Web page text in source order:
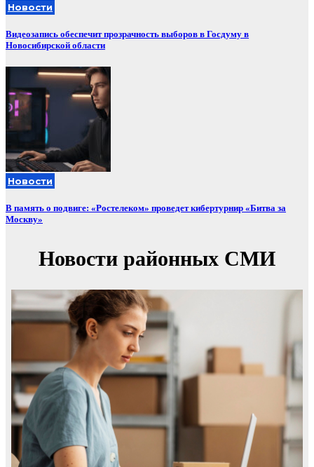
Новости
Видеозапись обеспечит прозрачность выборов в Госдуму в
Новосибирской области
Новости
В память о подвиге: «Ростелеком» проведет кибертурнир «Битва за
Москву»